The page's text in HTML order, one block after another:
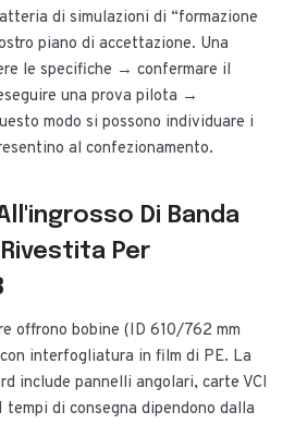
di simulazioni di “formazione
piano di accettazione. Una
le specifiche → confermare il
una prova pilota →
modo si possono individuare i
al confezionamento.
Di Banda
Per
offrono bobine (ID 610/762 mm
interfogliatura in film di PE. La
include pannelli angolari, carte VCI
di consegna dipendono dalla